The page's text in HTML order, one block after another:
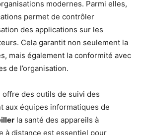
modernes. Parmi elles,
permet de contrôler
des applications sur les
Cela garantit non seulement la
mais également la conformité avec
de l’organisation.
offre des outils de suivi des
aux équipes informatiques de
la santé des appareils à
à distance est essentiel pour